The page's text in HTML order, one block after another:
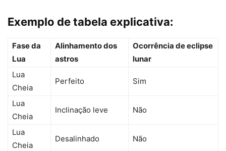
Exemplo de tabela explicativa:
Fase da
Lua
Alinhamento dos
astros
Ocorrência de eclipse
lunar
Lua
Cheia
Perfeito Sim
Lua
Cheia
Inclinação leve Não
Lua
Cheia
Desalinhado Não